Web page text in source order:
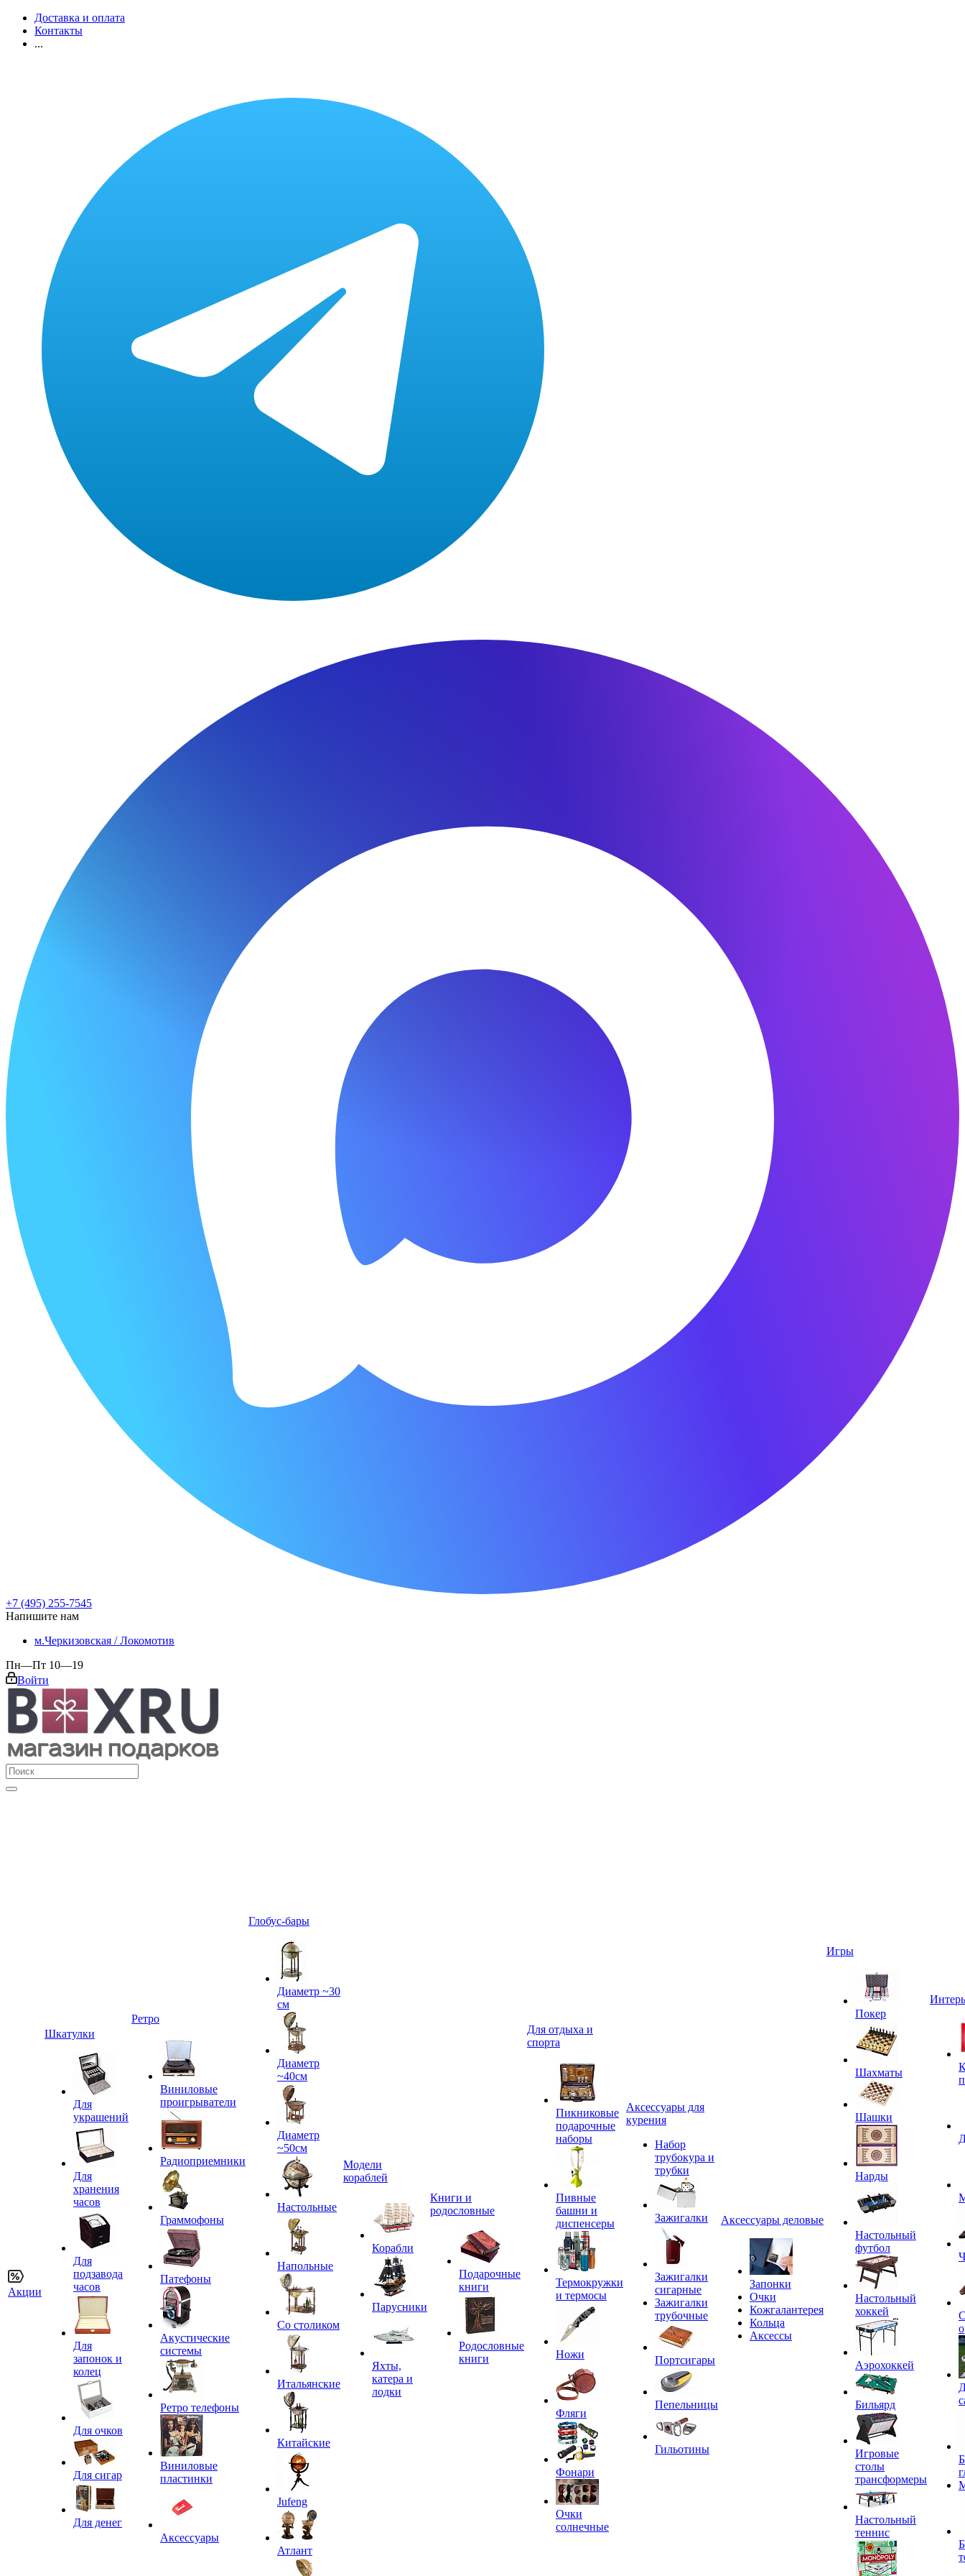
Доставка и оплата
Контакты
...
+7 (495) 255-7545
Напишите нам
м.Черкизовская / Локомотив
Пн—Пт 10—19
Войти
Акции
Шкатулки
Для
украшений
Для
хранения
часов
Для
подзавода
часов
Для
запонок и
колец
Для очков
Для сигар
Для денег
Ретро
Виниловые
проигрыватели
Радиоприемники
Граммофоны
Патефоны
Акустические
системы
Ретро телефоны
Виниловые
пластинки
Аксессуары
Глобус-бары
Диаметр ~30
см
Диаметр
~40см
Диаметр
~50см
Настольные
Напольные
Со столиком
Итальянские
Китайские
Jufeng
Атлант
Модели
кораблей
Корабли
Парусники
Яхты,
катера и
лодки
Книги и
родословные
Подарочные
книги
Родословные
книги
Для отдыха и
спорта
Пикниковые
подарочные
наборы
Пивные
башни и
диспенсеры
Термокружки
и термосы
Ножи
Фляги
Фонари
Очки
солнечные
Аксессуары для
курения
Набор
трубокура и
трубки
Зажигалки
Зажигалки
сигарные
Зажигалки
трубочные
Портсигары
Пепельницы
Гильотины
Аксессуары деловые
Запонки
Очки
Кожгалантерея
Кольца
Аксессы
Игры
Покер
Шахматы
Шашки
Нарды
Настольный
футбол
Настольный
хоккей
Аэрохоккей
Бильярд
Игровые
столы
трансформеры
Настольный
теннис